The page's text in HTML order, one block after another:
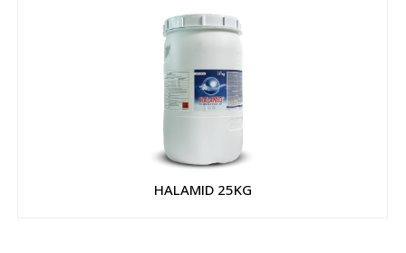
HALAMID 25KG